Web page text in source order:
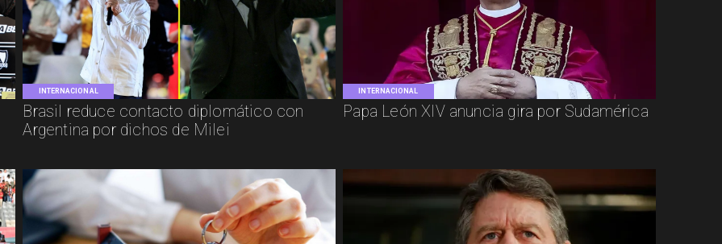
INTERNACIONAL
Brasil reduce contacto diplomático con
Argentina por dichos de Milei
INTERNACIONAL
Papa León XIV anuncia gira por Sudamérica